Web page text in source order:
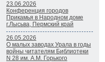
23.06.2026
Конференция городов
Прикамья в Народном доме
г.Лысьва, Пермский край
26.05.2026
О малых заводах Урала в годы
войны читателям Библиотеки
N 28 им. А.М. Горького